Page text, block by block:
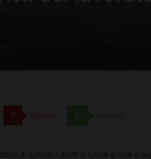
Pinterest
di specifici diritti e tutele grazie a